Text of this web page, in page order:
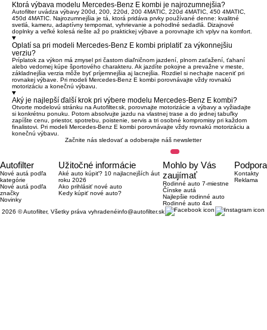
Ktorá výbava modelu Mercedes-Benz E kombi je najrozumnejšia?
Autofilter uvádza výbavy 200d, 200, 220d, 200 4MATIC, 220d 4MATIC, 450 4MATIC,
450d 4MATIC. Najrozumnejšia je tá, ktorá pridáva prvky používané denne: kvalitné
svetlá, kameru, adaptívny tempomat, vyhrievanie a pohodlné sedadlá. Dizajnové
doplnky a veľké kolesá riešte až po praktickej výbave a porovnajte ich vplyv na komfort.
Oplatí sa pri modeli Mercedes-Benz E kombi priplatiť za výkonnejšiu
verziu?
Príplatok za výkon má zmysel pri častom diaľničnom jazdení, plnom zaťažení, ťahaní
alebo vedomej kúpe športového charakteru. Ak jazdíte pokojne a prevažne v meste,
základnejšia verzia môže byť príjemnejšia aj lacnejšia. Rozdiel si nechajte naceniť pri
rovnakej výbave. Pri modeli Mercedes-Benz E kombi porovnávajte vždy rovnakú
motorizáciu a konečnú výbavu.
Aký je najlepší ďalší krok pri výbere modelu Mercedes-Benz E kombi?
Otvorte modelovú stránku na Autofilter.sk, porovnajte motorizácie a výbavy a vyžiadajte
si konkrétnu ponuku. Potom absolvujte jazdu na vlastnej trase a do jednej tabuľky
zapíšte cenu, priestor, spotrebu, poistenie, servis a tri osobné kompromisy pri každom
finalistovi. Pri modeli Mercedes-Benz E kombi porovnávajte vždy rovnakú motorizáciu a
konečnú výbavu.
Začnite nás sledovať a odoberajte náš newsletter
Autofilter
Nové autá podľa
kategórie
Nové autá podľa
značky
Novinky
Užitočné informácie
Aké auto kúpiť? 10 najlacnejších áut
roku 2026
Ako prihlásiť nové auto
Kedy kúpiť nové auto?
Mohlo by Vás
zaujímať
Rodinné auto 7-miestne
Čínske autá
Najlepšie rodinné auto
Rodinné auto 4x4
Podpora
Kontakty
Reklama
2026 © Autofilter, Všetky práva vyhradenéinfo@autofilter.sk